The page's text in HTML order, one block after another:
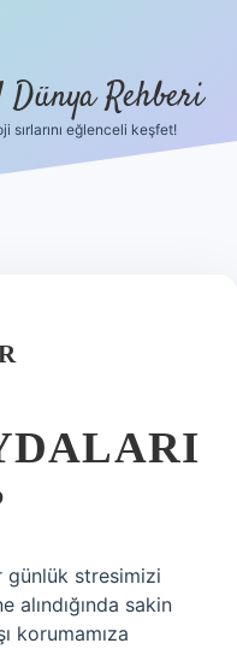
Rehberi
sırlarını eğlenceli keşfet!
günlük stresimizi
sakin
korumamıza